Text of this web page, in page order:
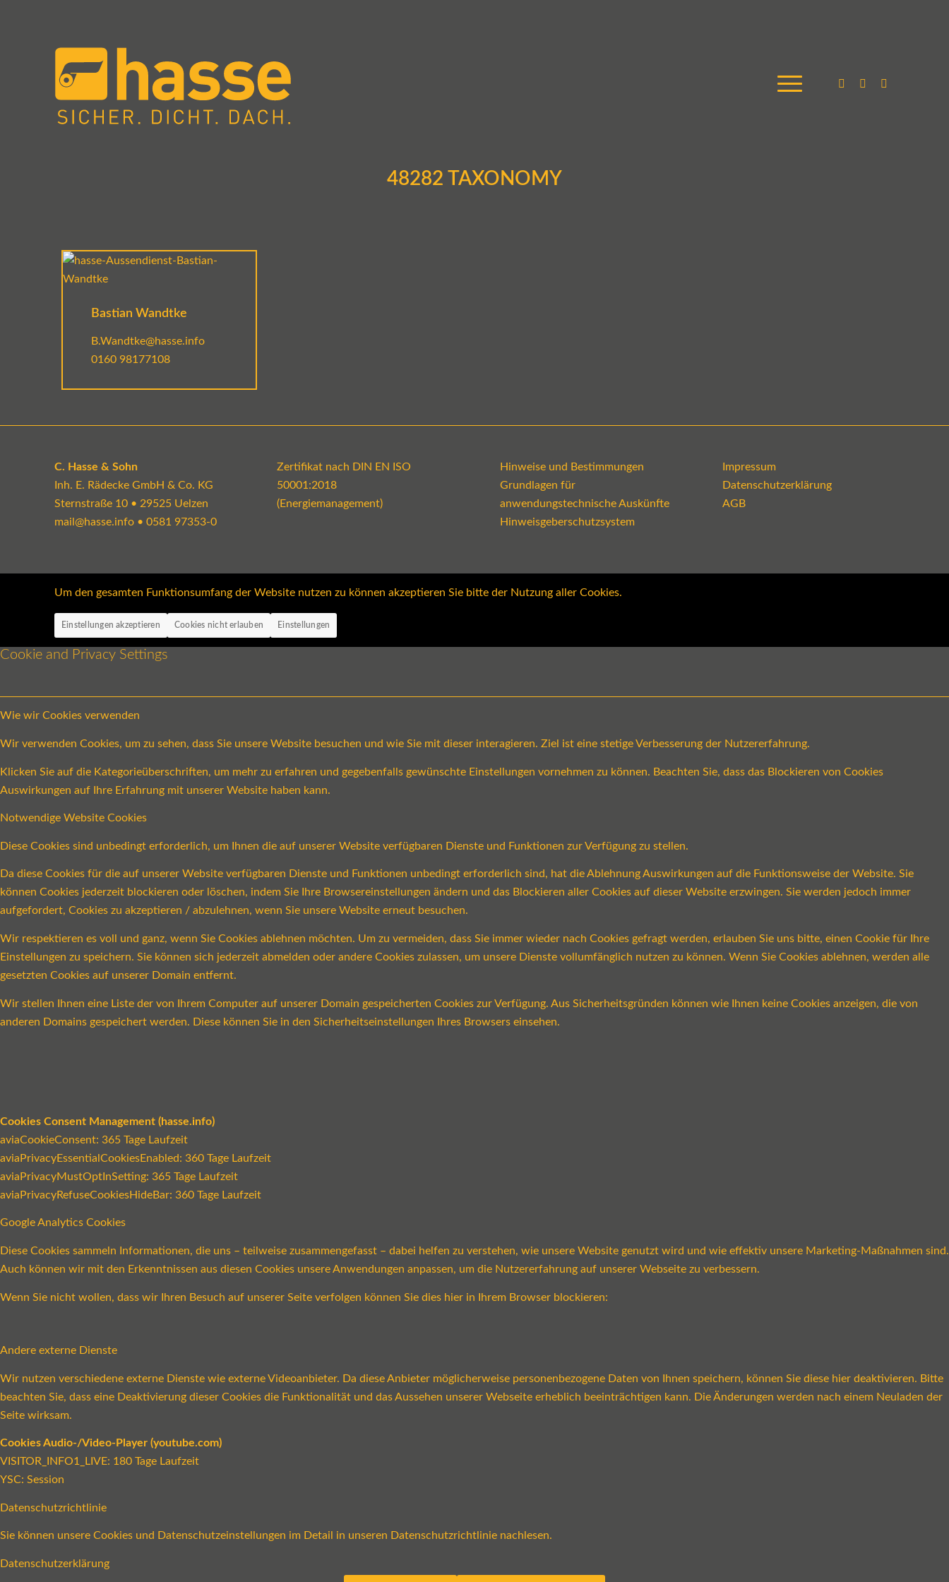
48282 TAXONOMY
Bastian Wandtke
B.Wandtke@hasse.info
0160 98177108
C. Hasse & Sohn
Inh. E. Rädecke GmbH & Co. KG
Sternstraße 10 • 29525 Uelzen
mail@hasse.info• 0581 97353-0
Zertifikat nach DIN EN ISO
50001:2018
(Energiemanagement)
Hinweise und Bestimmungen
Grundlagen für
anwendungstechnische Auskünfte
Hinweisgeberschutzsystem
Impressum
Datenschutzerklärung
AGB
Um den gesamten Funktionsumfang der Website nutzen zu können akzeptieren Sie bitte der Nutzung aller Cookies.
Einstellungen akzeptieren Cookies nicht erlauben Einstellungen
Cookie and Privacy Settings
Wie wir Cookies verwenden
Wir verwenden Cookies, um zu sehen, dass Sie unsere Website besuchen und wie Sie mit dieser interagieren. Ziel ist eine stetige Verbesserung der Nutzererfahrung.
Klicken Sie auf die Kategorieüberschriften, um mehr zu erfahren und gegebenfalls gewünschte Einstellungen vornehmen zu können. Beachten Sie, dass das Blockieren von Cookies
Auswirkungen auf Ihre Erfahrung mit unserer Website haben kann.
Notwendige Website Cookies
Diese Cookies sind unbedingt erforderlich, um Ihnen die auf unserer Website verfügbaren Dienste und Funktionen zur Verfügung zu stellen.
Da diese Cookies für die auf unserer Website verfügbaren Dienste und Funktionen unbedingt erforderlich sind, hat die Ablehnung Auswirkungen auf die Funktionsweise der Website. Sie
können Cookies jederzeit blockieren oder löschen, indem Sie Ihre Browsereinstellungen ändern und das Blockieren aller Cookies auf dieser Website erzwingen. Sie werden jedoch immer
aufgefordert, Cookies zu akzeptieren / abzulehnen, wenn Sie unsere Website erneut besuchen.
Wir respektieren es voll und ganz, wenn Sie Cookies ablehnen möchten. Um zu vermeiden, dass Sie immer wieder nach Cookies gefragt werden, erlauben Sie uns bitte, einen Cookie für Ihre
Einstellungen zu speichern. Sie können sich jederzeit abmelden oder andere Cookies zulassen, um unsere Dienste vollumfänglich nutzen zu können. Wenn Sie Cookies ablehnen, werden alle
gesetzten Cookies auf unserer Domain entfernt.
Wir stellen Ihnen eine Liste der von Ihrem Computer auf unserer Domain gespeicherten Cookies zur Verfügung. Aus Sicherheitsgründen können wie Ihnen keine Cookies anzeigen, die von
anderen Domains gespeichert werden. Diese können Sie in den Sicherheitseinstellungen Ihres Browsers einsehen.
Cookies Consent Management (hasse.info)
aviaCookieConsent: 365 Tage Laufzeit
aviaPrivacyEssentialCookiesEnabled: 360 Tage Laufzeit
aviaPrivacyMustOptInSetting: 365 Tage Laufzeit
aviaPrivacyRefuseCookiesHideBar: 360 Tage Laufzeit
Google Analytics Cookies
Diese Cookies sammeln Informationen, die uns – teilweise zusammengefasst – dabei helfen zu verstehen, wie unsere Website genutzt wird und wie effektiv unsere Marketing-Maßnahmen sind.
Auch können wir mit den Erkenntnissen aus diesen Cookies unsere Anwendungen anpassen, um die Nutzererfahrung auf unserer Webseite zu verbessern.
Wenn Sie nicht wollen, dass wir Ihren Besuch auf unserer Seite verfolgen können Sie dies hier in Ihrem Browser blockieren:
Andere externe Dienste
Wir nutzen verschiedene externe Dienste wie externe Videoanbieter. Da diese Anbieter möglicherweise personenbezogene Daten von Ihnen speichern, können Sie diese hier deaktivieren. Bitte
beachten Sie, dass eine Deaktivierung dieser Cookies die Funktionalität und das Aussehen unserer Webseite erheblich beeinträchtigen kann. Die Änderungen werden nach einem Neuladen der
Seite wirksam.
Cookies Audio-/Video-Player (youtube.com)
VISITOR_INFO1_LIVE: 180 Tage Laufzeit
YSC: Session
Datenschutzrichtlinie
Sie können unsere Cookies und Datenschutzeinstellungen im Detail in unseren Datenschutzrichtlinie nachlesen.
Datenschutzerklärung